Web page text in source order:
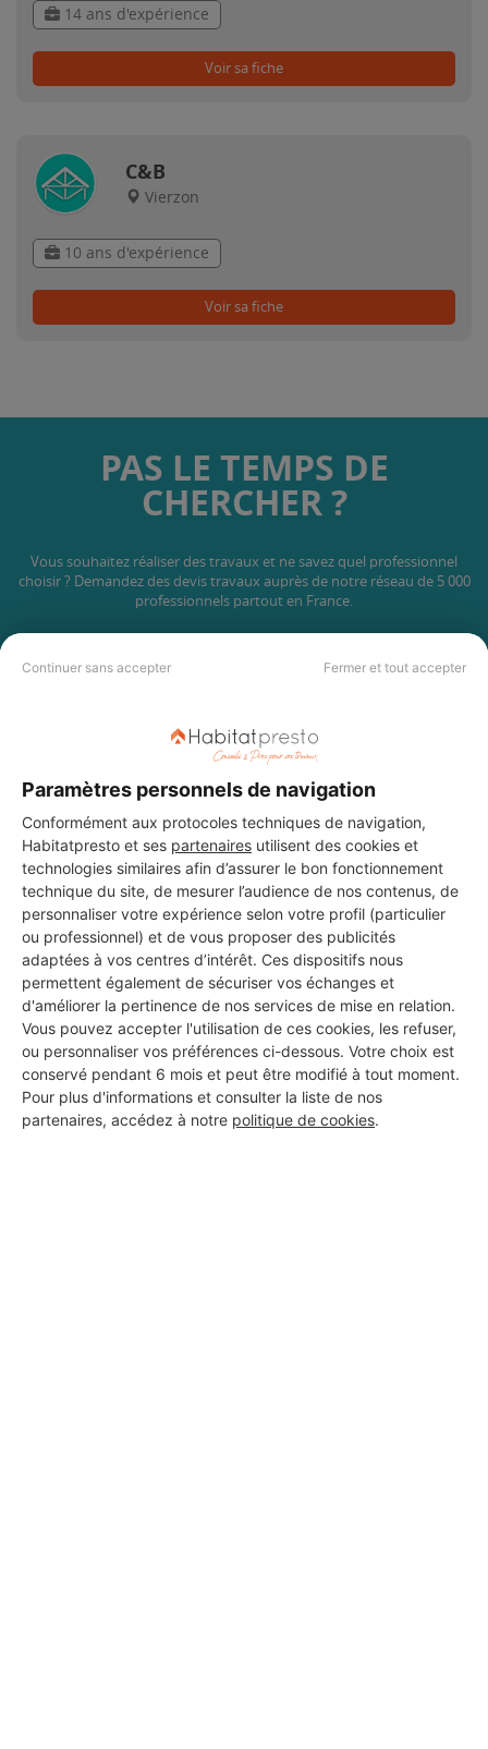
Continuer sans accepter Fermer et tout accepter
Paramètres personnels de navigation
Conformément aux protocoles techniques de navigation,
Habitatpresto et ses partenaires utilisent des cookies et
technologies similaires afin d’assurer le bon fonctionnement
technique du site, de mesurer l’audience de nos contenus, de
personnaliser votre expérience selon votre profil (particulier
ou professionnel) et de vous proposer des publicités
adaptées à vos centres d’intérêt. Ces dispositifs nous
permettent également de sécuriser vos échanges et
d'améliorer la pertinence de nos services de mise en relation.
Vous pouvez accepter l'utilisation de ces cookies, les refuser,
ou personnaliser vos préférences ci-dessous. Votre choix est
conservé pendant 6 mois et peut être modifié à tout moment.
Pour plus d'informations et consulter la liste de nos
partenaires, accédez à notre politique de cookies.
14 ans d'expérience
Voir sa fiche
C&B
Vierzon
10 ans d'expérience
Voir sa fiche
PAS LE TEMPS DE
CHERCHER ?
Vous souhaitez réaliser des travaux et ne savez quel professionnel
choisir ? Demandez des devis travaux auprès de notre réseau de 5 000
professionnels partout en France.
DEMANDER UN DEVIS